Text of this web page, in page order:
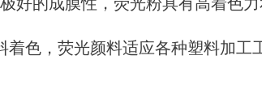
色，荧光颜料适应各种塑料加工